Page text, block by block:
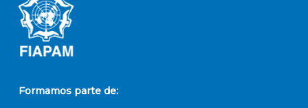
Formamos parte de: